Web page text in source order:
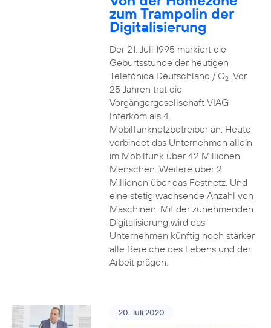
zum Trampolin der
Digitalisierung
Der 21. Juli 1995 markiert die
Geburtsstunde der heutigen
Telefónica Deutschland / O2. Vor
25 Jahren trat die
Vorgängergesellschaft VIAG
Interkom als 4.
Mobilfunknetzbetreiber an. Heute
verbindet das Unternehmen allein
im Mobilfunk über 42 Millionen
Menschen. Weitere über 2
Millionen über das Festnetz. Und
eine stetig wachsende Anzahl von
Maschinen. Mit der zunehmenden
Digitalisierung wird das
Unternehmen künftig noch stärker
alle Bereiche des Lebens und der
Arbeit prägen.
20. Juli 2020